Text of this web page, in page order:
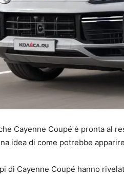
Cayenne Coupé è pronta al
idea di come potrebbe
di Cayenne Coupé hanno